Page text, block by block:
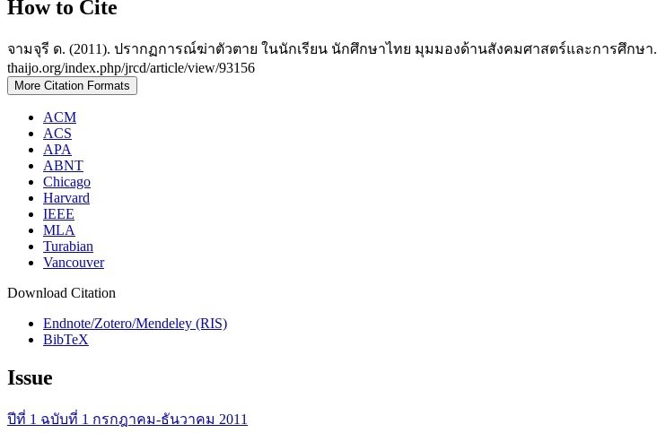
How to Cite
จามจุรี ด. (2011). ปรากฏการณ์ฆ่าตัวตาย ในนักเรียน นักศึกษาไทย มุมมองด้านสังคมศาสตร์และการศึกษา.
thaijo.org/index.php/jrcd/article/view/93156
More Citation Formats
ACM
ACS
APA
ABNT
Chicago
Harvard
IEEE
MLA
Turabian
Vancouver
Download Citation
Endnote/Zotero/Mendeley (RIS)
BibTeX
Issue
ปีที่ 1 ฉบับที่ 1 กรกฎาคม-ธันวาคม 2011